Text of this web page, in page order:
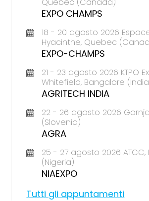
Quebec (Canada)
EXPO CHAMPS
18 - 20 agosto 2026
Hyacinthe, Quebec
EXPO-CHAMPS
21 - 23 agosto 2026 KTPO
Whitefield, Bangalore
AGRITECH INDIA
22 - 26 agosto 2026
(Slovenia)
AGRA
25 - 27 agosto 2026 ATCC,
(Nigeria)
NIAEXPO
Tutti gli appuntamenti